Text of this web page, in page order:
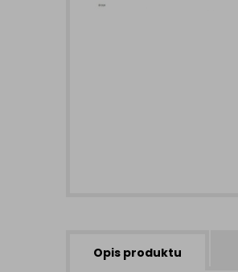
Opis produktu